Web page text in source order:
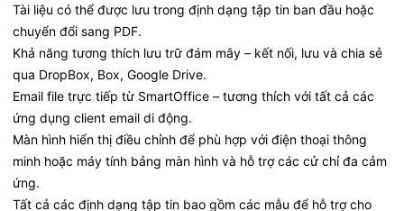
Tài liệu có thể được lưu trong định dạng tập tin ban đầu hoặc
chuyển đổi sang PDF.
Khả năng tương thích lưu trữ đám mây – kết nối, lưu và chia sẻ
qua DropBox, Box, Google Drive.
Email file trực tiếp từ SmartOffice – tương thích với tất cả các
ứng dụng client email di động.
Màn hình hiển thị điều chỉnh để phù hợp với điện thoại thông
minh hoặc máy tính bảng màn hình và hỗ trợ các cử chỉ đa cảm
ứng.
Tất cả các định dạng tập tin bao gồm các mẫu để hỗ trợ cho